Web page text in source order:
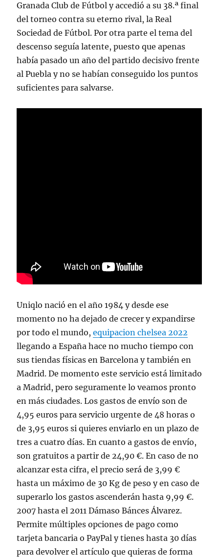
Granada Club de Fútbol y accedió a su 38.ª final
del torneo contra su eterno rival, la Real
Sociedad de Fútbol. Por otra parte el tema del
descenso seguía latente, puesto que apenas
había pasado un año del partido decisivo frente
al Puebla y no se habían conseguido los puntos
suficientes para salvarse.
Uniqlo nació en el año 1984 y desde ese
momento no ha dejado de crecer y expandirse
por todo el mundo,equipacion chelsea 2022
llegando a España hace no mucho tiempo con
sus tiendas físicas en Barcelona y también en
Madrid. De momento este servicio está limitado
a Madrid, pero seguramente lo veamos pronto
en más ciudades. Los gastos de envío son de
4,95 euros para servicio urgente de 48 horas o
de 3,95 euros si quieres enviarlo en un plazo de
tres a cuatro días. En cuanto a gastos de envío,
son gratuitos a partir de 24,90 €. En caso de no
alcanzar esta cifra, el precio será de 3,99 €
hasta un máximo de 30 Kg de peso y en caso de
superarlo los gastos ascenderán hasta 9,99 €.
2007 hasta el 2011 Dámaso Bánces Álvarez.
Permite múltiples opciones de pago como
tarjeta bancaria o PayPal y tienes hasta 30 días
para devolver el artículo que quieras de forma